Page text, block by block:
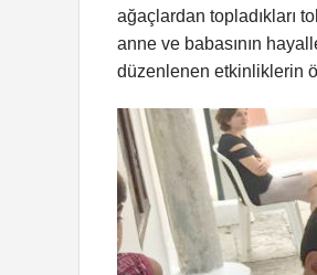
ağaçlardan topladıkları
anne ve babasının
düzenlenen etkinliklerin